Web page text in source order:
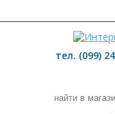
тел. (099)